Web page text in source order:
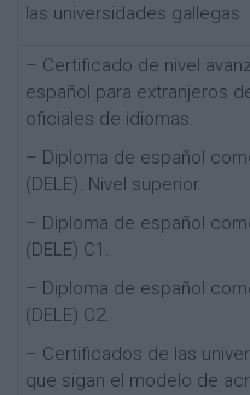
las universidades gallegas
– Certificado de nivel
español para extranjeros
oficiales de idiomas.
– Diploma de español
(DELE). Nivel superior.
– Diploma de español
(DELE) C1.
– Diploma de español
(DELE) C2.
– Certificados de las
que sigan el modelo de